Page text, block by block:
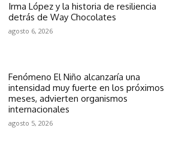
Irma López y la historia de resiliencia
detrás de Way Chocolates
agosto 6, 2026
Fenómeno El Niño alcanzaría una
intensidad muy fuerte en los próximos
meses, advierten organismos
internacionales
agosto 5, 2026